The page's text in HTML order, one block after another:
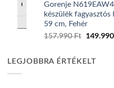
was:
Gorenje
készülék
59 cm, Fehér
157.990Ft
Original
157.990
149.990
LEGJOBBRA ÉRTÉKELT